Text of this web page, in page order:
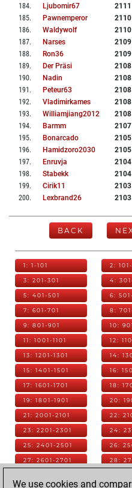
184. Ljubomir67
2111
185. Pawnemperor
2110
186. Waldywolf
2110
187. Narses
2109
188. Ron36
2109
189. Der Präsi
2108
190. Nadin
2108
191 . Peteur63
2108
192. Vladimirkames
2108
193. Williamjiang2012
2108
194. Barmm
2107
195. Bonarcado
2105
196. Hamidzoro2030
2105
197. Enruvja
2104
198. Stabekk
2104
199. Cirik11
2103
200. Lexbrand26 2103
BACK
1: 1-101 2:
3: 201-301 4:
5: 401-501 6:
7: 601-701 8:
9: 801-901 10:
11: 1001-1101 12:
13: 1201-1301 14:
15: 1401-1501 16:
17: 1601-1701 18:
19: 1801-1901 20:
21: 2001-2101 22:
23: 2201-2301 24:
25: 2401-2501 26:
27: 2601-2701 28:
We use cookies and